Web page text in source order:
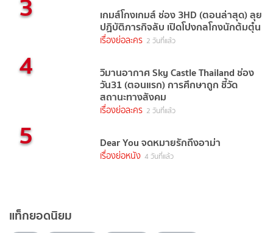
เกมส์โกงเกมส์ ช่อง 3HD (ตอนล่าสุด) ลุย
ปฏิบัติภารกิจลับ เปิดโปงกลโกงนักต้มตุ๋น
เรื่องย่อละคร 2 วันที่แล้ว
4 วิมานอากาศ Sky Castle Thailand ช่อง
วัน31 (ตอนแรก) การศึกษาถูก ชี้วัด
สถานะทางสังคม
เรื่องย่อละคร 2 วันที่แล้ว
5 Dear You จดหมายรักถึงอาม่า
เรื่องย่อหนัง 4 วันที่แล้ว
แท็กยอดนิยม